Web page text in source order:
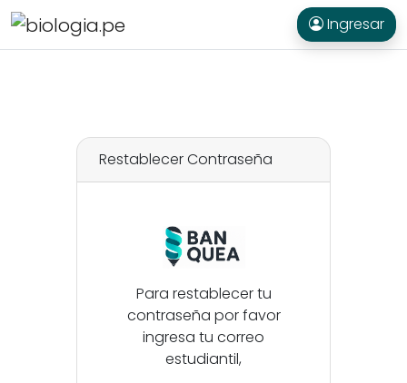
Ingresar
Restablecer Contraseña
Para restablecer tu
contraseña por favor
ingresa tu correo
estudiantil,